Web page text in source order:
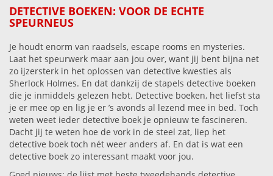
DETECTIVE BOEKEN: VOOR DE ECHTE
SPEURNEUS
Je houdt enorm van raadsels, escape rooms en mysteries.
Laat het speurwerk maar aan jou over, want jij bent bijna net
zo ijzersterk in het oplossen van detective kwesties als
Sherlock Holmes. En dat dankzij de stapels detective boeken
die je inmiddels gelezen hebt. Detective boeken, het liefst sta
je er mee op en lig je er ’s avonds al lezend mee in bed. Toch
weten weet ieder detective boek je opnieuw te fascineren.
Dacht jij te weten hoe de vork in de steel zat, liep het
detective boek toch nét weer anders af. En dat is wat een
detective boek zo interessant maakt voor jou.